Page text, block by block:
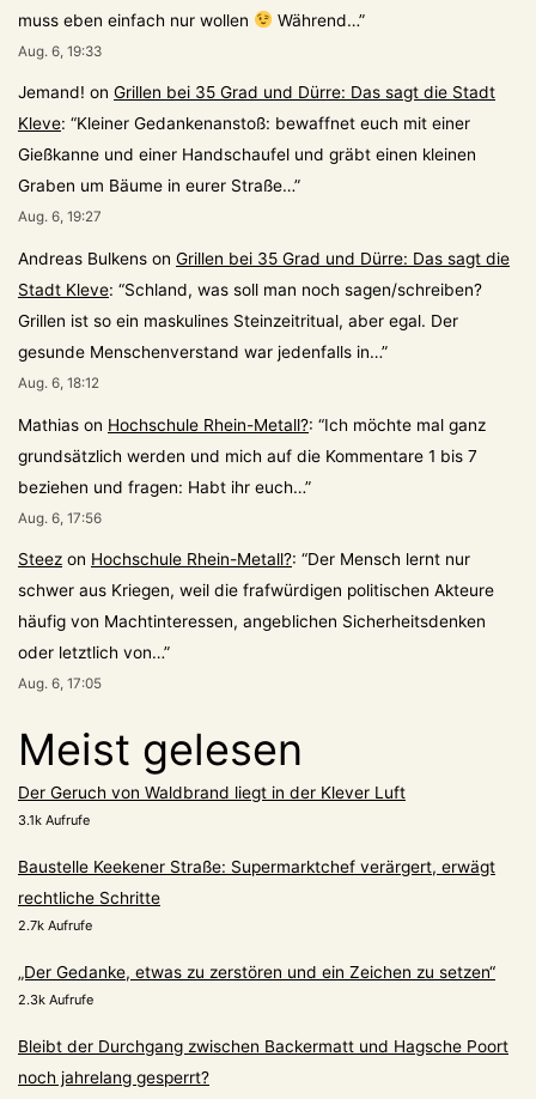
muss eben einfach nur wollen
Während…”
Aug. 6, 19:33
Jemand! on Grillen bei 35 Grad und Dürre: Das sagt die Stadt
Kleve: “Kleiner Gedankenanstoß: bewaffnet euch mit einer
Gießkanne und einer Handschaufel und gräbt einen kleinen
Graben um Bäume in eurer Straße…”
Aug. 6, 19:27
Andreas Bulkens on Grillen bei 35 Grad und Dürre: Das sagt die
Stadt Kleve: “Schland, was soll man noch sagen/schreiben?
Grillen ist so ein maskulines Steinzeitritual, aber egal. Der
gesunde Menschenverstand war jedenfalls in…”
Aug. 6, 18:12
Mathias on Hochschule Rhein-Metall?: “Ich möchte mal ganz
grundsätzlich werden und mich auf die Kommentare 1 bis 7
beziehen und fragen: Habt ihr euch…”
Aug. 6, 17:56
Steez on Hochschule Rhein-Metall?: “Der Mensch lernt nur
schwer aus Kriegen, weil die frafwürdigen politischen Akteure
häufig von Machtinteressen, angeblichen Sicherheitsdenken
oder letztlich von…”
Aug. 6, 17:05
Meist gelesen
Der Geruch von Waldbrand liegt in der Klever Luft
3.1k Aufrufe
Baustelle Keekener Straße: Supermarktchef verärgert, erwägt
rechtliche Schritte
2.7k Aufrufe
„Der Gedanke, etwas zu zerstören und ein Zeichen zu setzen“
2.3k Aufrufe
Bleibt der Durchgang zwischen Backermatt und Hagsche Poort
noch jahrelang gesperrt?